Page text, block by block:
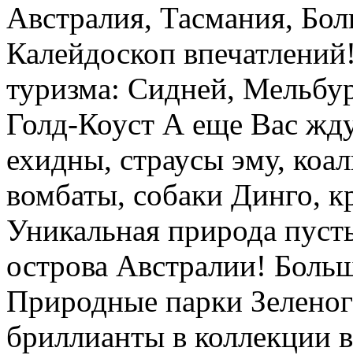
Австралия, Тасмания,
Калейдоскоп
туризма: Сидней,
Голд-Коуст А еще Вас
ехидны, страусы эму,
вомбаты, собаки Динго,
Уникальная природа
острова Австралии!
Природные парки
бриллианты в коллекции